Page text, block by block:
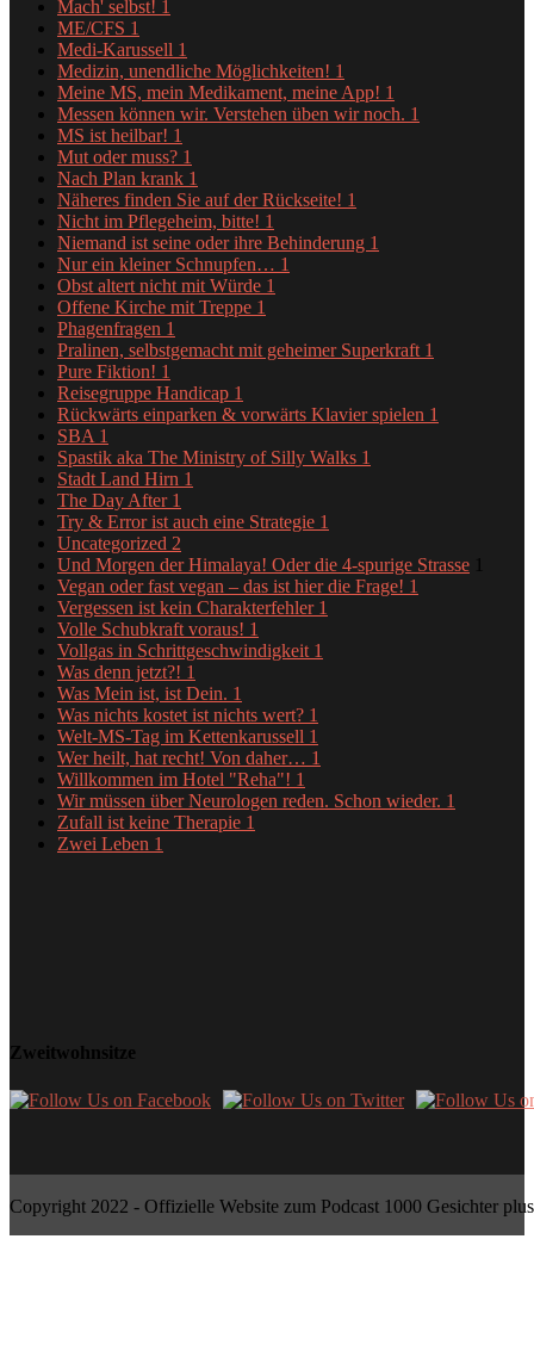
Mach' selbst! 1
ME/CFS 1
Medi-Karussell 1
Medizin, unendliche Möglichkeiten! 1
Meine MS, mein Medikament, meine App! 1
Messen können wir. Verstehen üben wir noch. 1
MS ist heilbar! 1
Mut oder muss? 1
Nach Plan krank 1
Näheres finden Sie auf der Rückseite! 1
Nicht im Pflegeheim, bitte! 1
Niemand ist seine oder ihre Behinderung 1
Nur ein kleiner Schnupfen… 1
Obst altert nicht mit Würde 1
Offene Kirche mit Treppe 1
Phagenfragen 1
Pralinen, selbstgemacht mit geheimer Superkraft 1
Pure Fiktion! 1
Reisegruppe Handicap 1
Rückwärts einparken & vorwärts Klavier spielen 1
SBA 1
Spastik aka The Ministry of Silly Walks 1
Stadt Land Hirn 1
The Day After 1
Try & Error ist auch eine Strategie 1
Uncategorized 2
Und Morgen der Himalaya! Oder die 4-spurige Strasse 1
Vegan oder fast vegan – das ist hier die Frage! 1
Vergessen ist kein Charakterfehler 1
Volle Schubkraft voraus! 1
Vollgas in Schrittgeschwindigkeit 1
Was denn jetzt?! 1
Was Mein ist, ist Dein. 1
Was nichts kostet ist nichts wert? 1
Welt-MS-Tag im Kettenkarussell 1
Wer heilt, hat recht! Von daher… 1
Willkommen im Hotel "Reha"! 1
Wir müssen über Neurologen reden. Schon wieder. 1
Zufall ist keine Therapie 1
Zwei Leben 1
Zweitwohnsitze
Copyright 2022 - Offizielle Website zum Podcast 1000 Gesichter